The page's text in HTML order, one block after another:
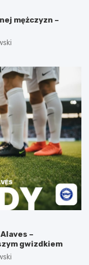
mężczyzn –
–
gwizdkiem